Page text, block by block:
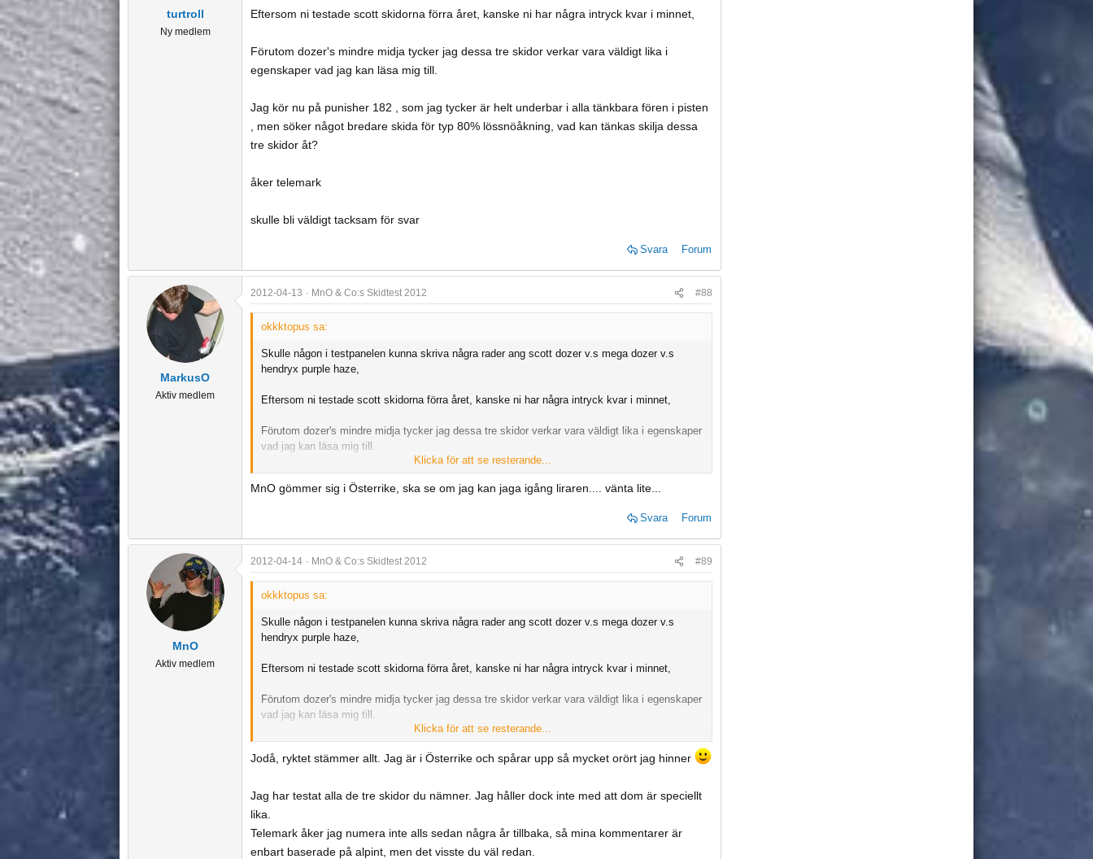
turtroll
Ny medlem
Eftersom ni testade scott skidorna förra året, kanske ni har några intryck kvar i minnet,
Förutom dozer's mindre midja tycker jag dessa tre skidor verkar vara väldigt lika i
egenskaper vad jag kan läsa mig till.
Jag kör nu på punisher 182 , som jag tycker är helt underbar i alla tänkbara fören i pisten
, men söker något bredare skida för typ 80% lössnöåkning, vad kan tänkas skilja dessa
tre skidor åt?
åker telemark
skulle bli väldigt tacksam för svar
Svara Forum
MarkusO
Aktiv medlem
2012-04-13 MnO & Co:s Skidtest 2012 #88
okkktopus sa:
Skulle någon i testpanelen kunna skriva några rader ang scott dozer v.s mega dozer v.s
hendryx purple haze,
Eftersom ni testade scott skidorna förra året, kanske ni har några intryck kvar i minnet,
Förutom dozer's mindre midja tycker jag dessa tre skidor verkar vara väldigt lika i egenskaper
vad jag kan läsa mig till.
Jag kör nu på punisher 182 , som jag tycker är helt underbar i alla tänkbara fören i pisten ,
men söker något bredare skida för typ 80% lössnöåkning, vad kan tänkas skilja dessa tre
åker telemark
skulle bli väldigt tacksam för svar
Klicka för att se resterande...
MnO gömmer sig i Österrike, ska se om jag kan jaga igång liraren.... vänta lite...
Svara Forum
MnO
Aktiv medlem
2012-04-14 MnO & Co:s Skidtest 2012 #89
okkktopus sa:
Skulle någon i testpanelen kunna skriva några rader ang scott dozer v.s mega dozer v.s
hendryx purple haze,
Eftersom ni testade scott skidorna förra året, kanske ni har några intryck kvar i minnet,
Förutom dozer's mindre midja tycker jag dessa tre skidor verkar vara väldigt lika i egenskaper
vad jag kan läsa mig till.
Jag kör nu på punisher 182 , som jag tycker är helt underbar i alla tänkbara fören i pisten ,
men söker något bredare skida för typ 80% lössnöåkning, vad kan tänkas skilja dessa tre
skulle bli väldigt tacksam för svar
Klicka för att se resterande...
Jodå, ryktet stämmer allt. Jag är i Österrike och spårar upp så mycket orört jag hinner
Jag har testat alla de tre skidor du nämner. Jag håller dock inte med att dom är speciellt
lika.
Telemark åker jag numera inte alls sedan några år tillbaka, så mina kommentarer är
enbart baserade på alpint, men det visste du väl redan.